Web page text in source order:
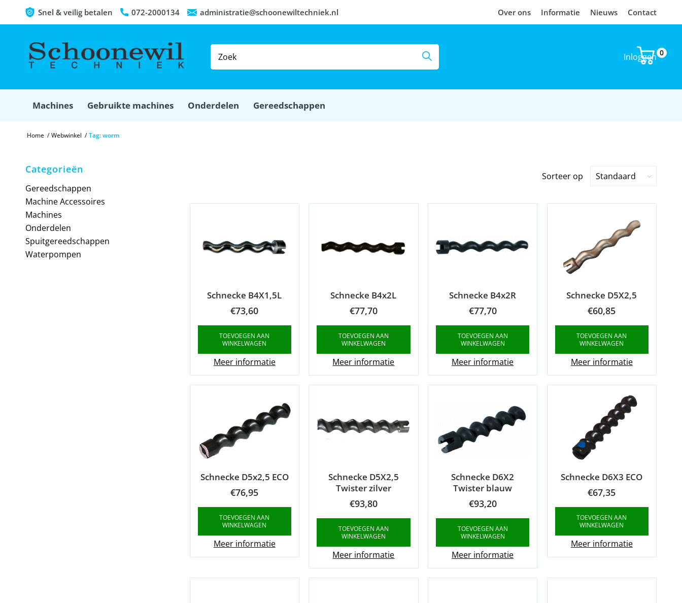
Over ons Informatie Nieuws Contact
Snel & veilig betalen 072-2000134 administratie@schoonewiltechniek.nl
0
Inloggen
Machines Gebruikte machines Onderdelen Gereedschappen
Home / Webwinkel / Tag: worm
Sorteer op Standaard
Schnecke B4X1,5L
€73,60
TOEVOEGEN AAN
WINKELWAGEN
Meer informatie
Schnecke B4x2L
€77,70
TOEVOEGEN AAN
WINKELWAGEN
Meer informatie
Schnecke B4x2R
€77,70
TOEVOEGEN AAN
WINKELWAGEN
Meer informatie
Schnecke D5X2,5
€60,85
TOEVOEGEN AAN
WINKELWAGEN
Meer informatie
Schnecke D5x2,5 ECO
€76,95
TOEVOEGEN AAN
WINKELWAGEN
Meer informatie
Schnecke D5X2,5
Twister zilver
€93,80
TOEVOEGEN AAN
WINKELWAGEN
Meer informatie
Schnecke D6X2
Twister blauw
€93,20
TOEVOEGEN AAN
WINKELWAGEN
Meer informatie
Schnecke D6X3 ECO
€67,35
TOEVOEGEN AAN
WINKELWAGEN
Meer informatie
Categorieën
Gereedschappen
Machine Accessoires
Machines
Onderdelen
Spuitgereedschappen
Waterpompen